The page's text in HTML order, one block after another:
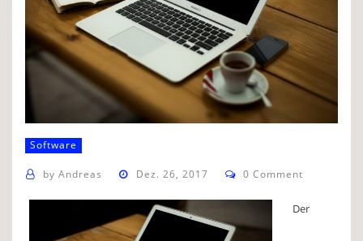
Software
by Andreas Dez. 26, 2017 0 Comment
Der